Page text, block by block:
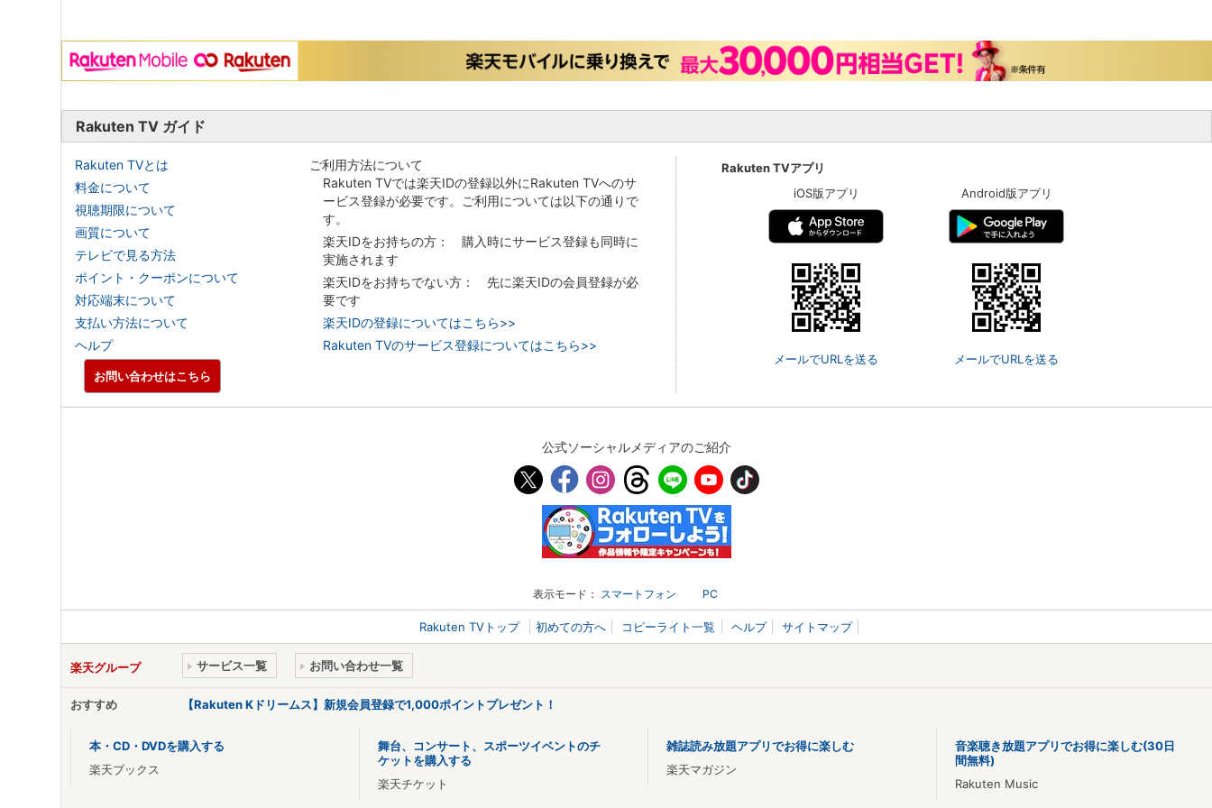
Rakuten TV ガイド
Rakuten TVとは
料金について
視聴期限について
画質について
テレビで見る方法
ポイント・クーポンについて
対応端末について
支払い方法について
ヘルプ
ご利用方法について
Rakuten TVでは楽天IDの登録以外にRakuten TVへのサ
ービス登録が必要です。ご利用については以下の通りで
す。
楽天IDをお持ちの方： 購入時にサービス登録も同時に
実施されます
楽天IDをお持ちでない方： 先に楽天IDの会員登録が必
要です
楽天IDの登録についてはこちら>>
Rakuten TVのサービス登録についてはこちら>>
Rakuten TVアプリ
iOS版アプリ
メールでURLを送る
Android版アプリ
メールでURLを送る
お問い合わせはこちら
公式ソーシャルメディアのご紹介
表示モード： スマートフォン PC
Rakuten TVトップ 初めての方へ コピーライト一覧 ヘルプ サイトマップ
楽天グループ サービス一覧 お問い合わせ一覧
おすすめ 【Rakuten Kドリームス】新規会員登録で1,000ポイントプレゼント！
本・CD・DVDを購入する
楽天ブックス
舞台、コンサート、スポーツイベントのチ
ケットを購入する
楽天チケット
雑誌読み放題アプリでお得に楽しむ
楽天マガジン
音楽聴き放題アプリでお得に楽しむ(30日
間無料)
Rakuten Music